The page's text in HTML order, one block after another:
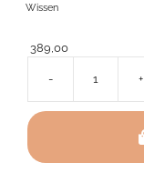
Wissen
389,00
- +